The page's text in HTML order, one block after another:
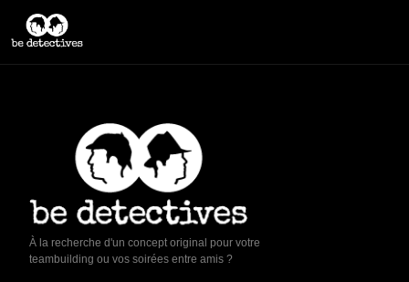
À la recherche d'un concept original pour votre
teambuilding ou vos soirées entre amis ?